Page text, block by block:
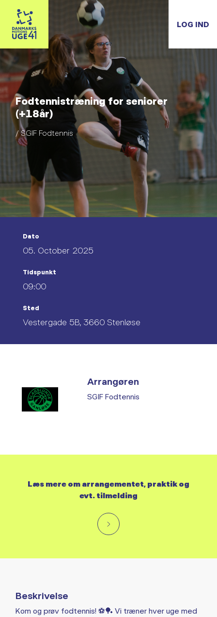
LOG IND
Fodtennistræning for seniorer
(+18år)
/ SGIF Fodtennis
Dato
05. October 2025
Tidspunkt
09:00
Sted
Vestergade 5B, 3660 Stenløse
Beskrivelse
Kom og prøv fodtennis! ⚽🏓 Vi træner hver uge med
Arrangøren
SGIF Fodtennis
Læs mere om arrangementet, praktik og
evt. tilmelding